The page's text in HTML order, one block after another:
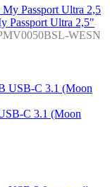
Ultra 2,5"
WESN
C 3.1 (Moon